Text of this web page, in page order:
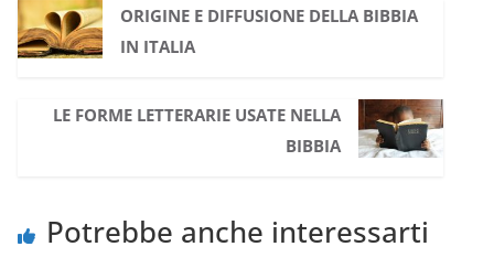
ORIGINE E DIFFUSIONE DELLA BIBBIA
IN ITALIA
LE FORME LETTERARIE USATE NELLA
BIBBIA
Potrebbe anche interessarti